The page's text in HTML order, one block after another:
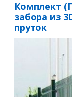
Комплект
забора из
пруток